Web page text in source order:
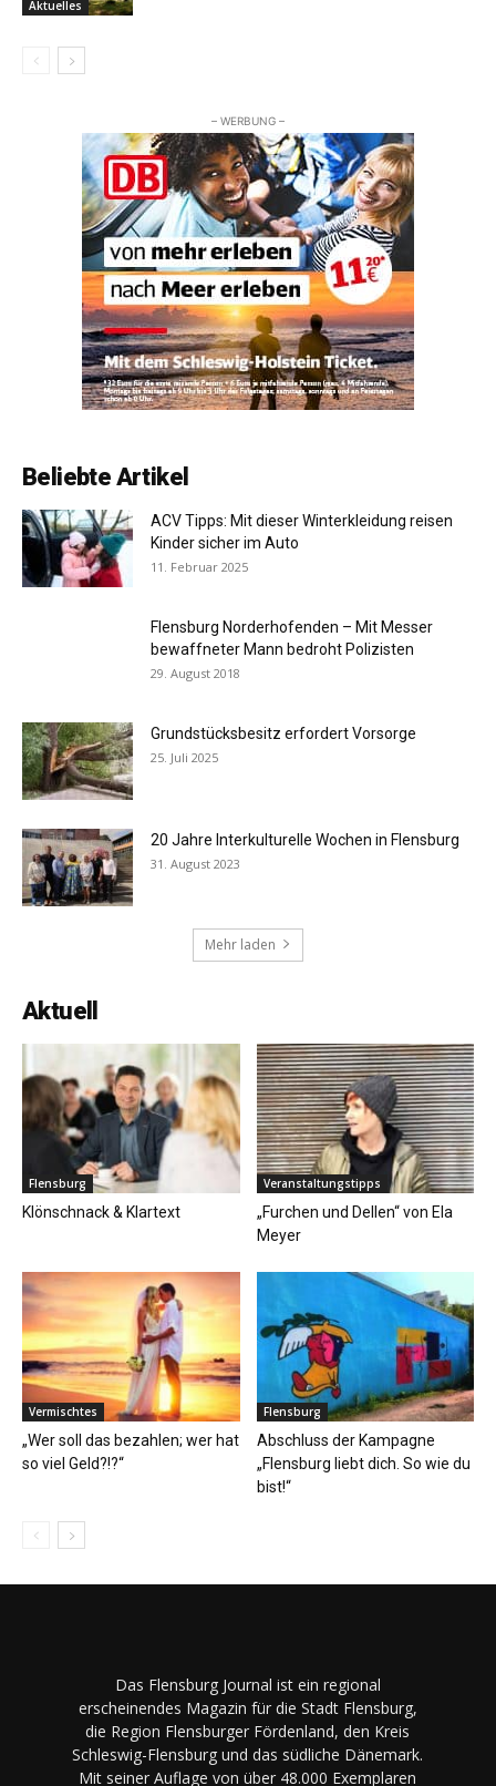
Aktuelles
– WERBUNG –
Beliebte Artikel
ACV Tipps: Mit dieser Winterkleidung reisen
Kinder sicher im Auto
11. Februar 2025
Flensburg Norderhofenden – Mit Messer
bewaffneter Mann bedroht Polizisten
29. August 2018
Grundstücksbesitz erfordert Vorsorge
25. Juli 2025
20 Jahre Interkulturelle Wochen in Flensburg
31. August 2023
Mehr laden
Aktuell
Flensburg
Klönschnack & Klartext
Veranstaltungstipps
„Furchen und Dellen“ von Ela
Meyer
Vermischtes
„Wer soll das bezahlen; wer hat
so viel Geld?!?“
Flensburg
Abschluss der Kampagne
„Flensburg liebt dich. So wie du
bist!“
Das Flensburg Journal ist ein regional
erscheinendes Magazin für die Stadt Flensburg,
die Region Flensburger Fördenland, den Kreis
Schleswig-Flensburg und das südliche Dänemark.
Mit seiner Auflage von über 48.000 Exemplaren